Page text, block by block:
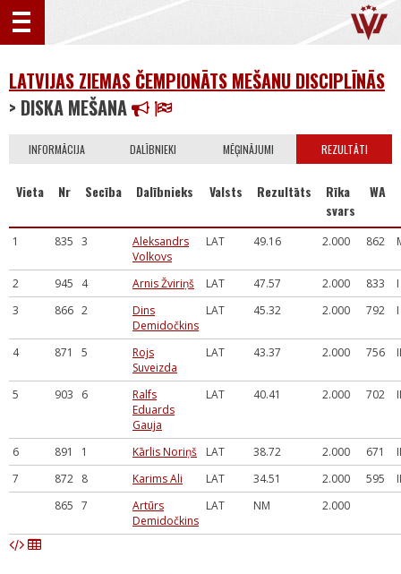
LATVIJAS ZIEMAS ČEMPIONĀTS MEŠANU DISCIPLĪNĀS
> DISKA MEŠANA
INFORMĀCIJA DALĪBNIEKI MĒĢINĀJUMI REZULTĀTI
Vieta Nr Secība Dalībnieks Valsts Rezultāts
Rīka
svars
WA
1 835 3
Aleksandrs
Volkovs
LAT 49.16 2.000 862
2 945 4 Arnis Žviriņš LAT 47.57 2.000 833
3
866 2
Dins
Demidočkins
LAT 45.32 2.000 792
4 871 5
Rojs
Suveizda
LAT 43.37 2.000 756
5 903 6
Ralfs
Eduards
Gauja
LAT 40.41 2.000 702
6 891 1 Kārlis Noriņš LAT 38.72 2.000 671
7
872 8 Karims Ali LAT 34.51 2.000 595
865 7
Artūrs
Demidočkins
LAT NM 2.000